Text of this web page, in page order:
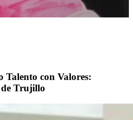
con Valores:
Trujillo